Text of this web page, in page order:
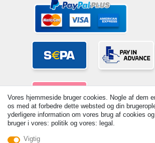
VAT Basic prices see article detail | * Applies to deliveries to
Vores hjemmeside bruger cookies. Nogle af dem
os med at forbedre dette websted og din
yderligere information om vores brug af cookies
bruger i vores: politik og vores: legal.
Vigtig